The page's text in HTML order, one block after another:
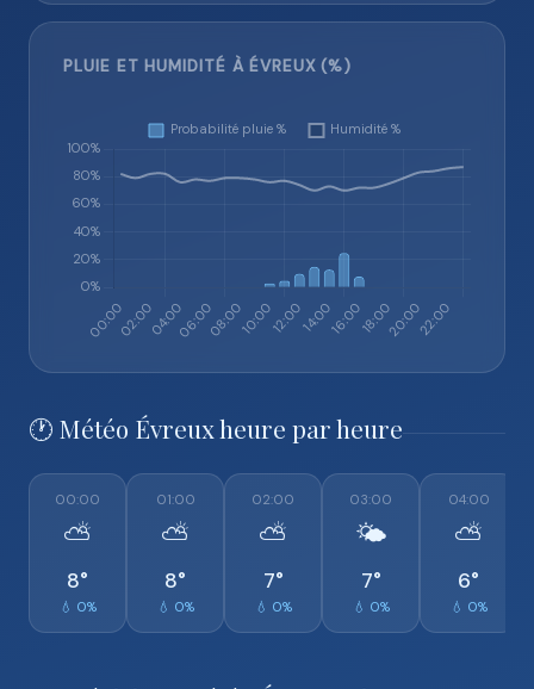
PLUIE ET HUMIDITÉ À ÉVREUX (%)
🕐 Météo Évreux heure par heure
00:00
⛅
8°
💧 0%
01:00
⛅
8°
💧 0%
02:00
⛅
7°
💧 0%
03:00
🌤️
7°
💧 0%
04:00
⛅
6°
💧 0%